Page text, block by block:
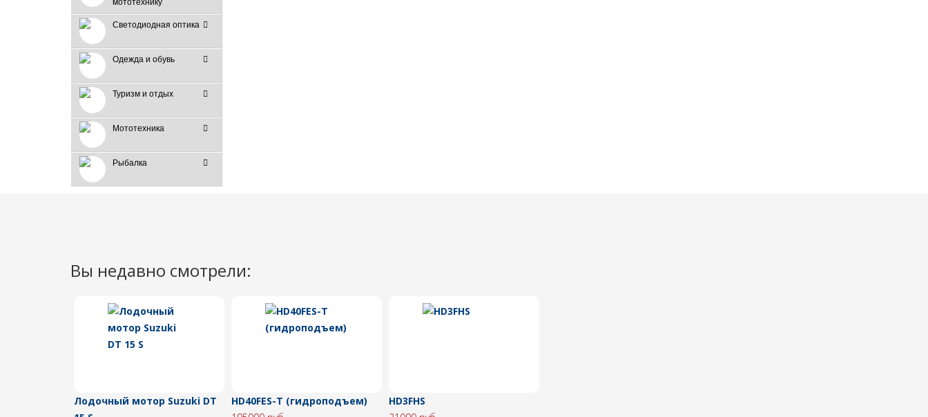
мототехнику
Светодиодная оптика
Одежда и обувь
Туризм и отдых
Мототехника
Рыбалка
Вы недавно смотрели:
Лодочный мотор Suzuki DT
HD40FES-Т (гидроподъем)
HD3FHS